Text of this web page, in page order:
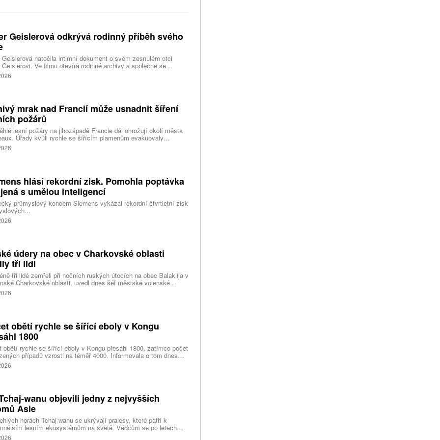
Geislerová odkrývá rodinný příběh svého
Geislerová natočila intimní dokument o svém zesnulém otci
Geislerovi. Ve filmu otevírá rodinné archivy a společně se
Aňou skládá portrét talentovaného muže, který měl v sobě
i temnější stránku.
mrak nad Francií může usnadnit šíření
požárů
lesní požáry na jihozápadě Francie dál ohrožují okolí města
Úřady kvůli rychle se šířícím plamenům evakuovaly
lidí a nevylučují ani další rozšiřování bezpečnostních
Hasiči zároveň čelí neobvyklému jevu, který podle nich
hlásí rekordní zisk. Pomohla poptávka
s umělou inteligencí
průmyslový koncern Siemens vykázal rekordní čtvrtletní zisk
údery na obec v Charkovské oblasti
tři lidi
tři lidé zemřeli při nočních ruských útocích na obec Balaklija v
Charkovské oblasti, uvedl dnes šéf městské vojenské
Vitalij Karabanov. Ukrajinské letectvo ráno oznámilo, že Rusko
útočilo na Ukrajinu čtyřmi střelami a 101 bezpilotními letouny,
obětí rychle se šířící eboly v Kongu
1800
obětí rychle se šířící eboly v Kongu přesáhl 1800, zatímco počet
případů vzrostl na téměř 4000. Informovala o tom dnes
Reuters s odkazem na konžské úřady.
wanu objevili jedny z nejvyšších
Asie
horách Tchaj-wanu se ukrývají pralesy, které patří k
lesním ekosystémům na světě. Vědcům se po letech
pátrání podařilo objevit jedli tchajwanskou vysokou 84,1